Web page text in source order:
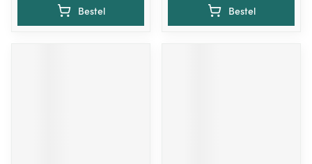
Bestel Bestel